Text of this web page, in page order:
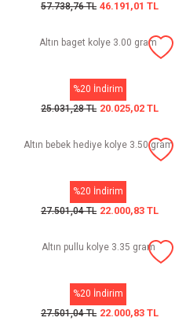
57.738,76 TL 46.191,01 TL
Altın baget kolye 3.00 gram
%20 İndirim
25.031,28 TL 20.025,02 TL
Altın bebek hediye kolye 3.50 gram
%20 İndirim
27.501,04 TL 22.000,83 TL
Altın pullu kolye 3.35 gram
%20 İndirim
27.501,04 TL 22.000,83 TL